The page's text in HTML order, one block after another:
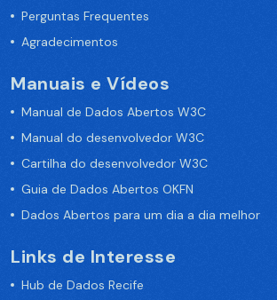
Perguntas Frequentes
Agradecimentos
Manuais e Vídeos
Manual de Dados Abertos W3C
Manual do desenvolvedor W3C
Cartilha do desenvolvedor W3C
Guia de Dados Abertos OKFN
Dados Abertos para um dia a dia melhor
Links de Interesse
Hub de Dados Recife